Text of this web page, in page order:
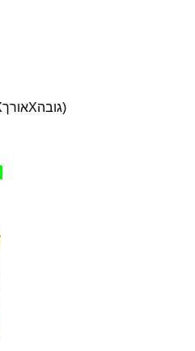
מידות 93X53X74 ס"מ (גובהXאורךXגובה)